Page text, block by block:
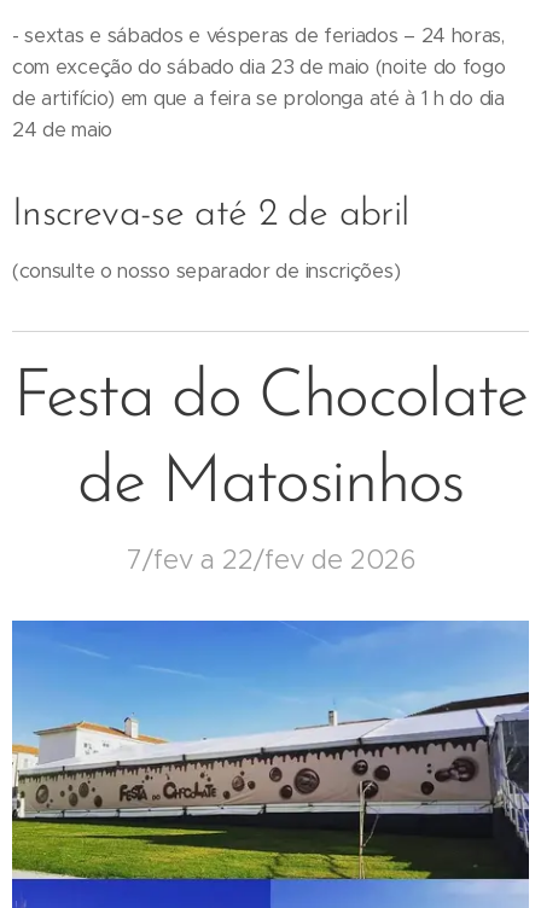
- sextas e sábados e vésperas de feriados – 24 horas,
com exceção do sábado dia 23 de maio (noite do fogo
de artifício) em que a feira se prolonga até à 1 h do dia
24 de maio
Inscreva-se até 2 de abril
(consulte o nosso separador de inscrições)
Festa do Chocolate
de Matosinhos
7/fev a 22/fev de 2026